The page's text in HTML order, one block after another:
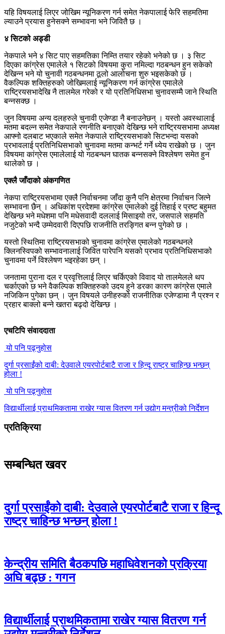
यहि विषयलाई लिएर जोखिम न्यूनिकरण गर्न समेत नेकपालाई फेरि सहमतिमा
ल्याउने प्रयास हुनेसक्ने सम्भावना भने जिवितै छ ।
४ सिटको अड्डी
नेकपाले भने ४ सिट पाए सहमतिका निम्ति तयार रहेको भनेको छ । ३ सिट
दिएका कांग्रेस एमालेले १ सिटको विषयमा कुरा नमिल्दा गठबन्धन हुन सकेको
देखिन्न भने यो चुनावी गठबन्धनमा ठूलो आलोचना शुरु भइसकेको छ ।
वैकल्पिक शक्तिहरुको जोखिमलाई न्यूनिकरण गर्न कांग्रेस एमालेले
राष्ट्रियसभादेखि नै तालमेल गरेको र यो प्रतिनिधिसभा चुनावसम्मै जाने स्थिति
बन्नसक्छ ।
जुन विषयमा अन्य दलहरुले चुनावी एजेण्डा नै बनाउनेछन् । यस्तो अवस्थालाई
मतमा बदल्न समेत नेकपाले रणनीति बनाएको देखिन्छ भने राष्ट्रियसभामा अध्यक्ष
आफ्नो दलबाट भएकाले समेत नेकपाले राष्ट्रियसभाको सिटभन्दा यसको
प्रभावलाई प्रतिनिधिसभाको चुनावमा मतमा कन्भर्ट गर्ने ध्येय राखेको छ । जुन
विषयमा कांग्रेस एमालेलाई यो गठबन्धन घातक बन्नसक्ने विश्लेषण समेत हुन
थालेको छ ।
एक्लै जाँदाको अंकगणित
नेकपा राष्ट्रियसभामा एक्लै निर्वाचनमा जाँदा कुनै पनि क्षेत्रमा निर्वाचन जित्ने
सम्भावना छैन् । अधिकांश प्रदेशमा कांग्रेस एमालेको दुई तिहाई र प्रष्ट बहुमत
देखिन्छ भने मधेशमा पनि मधेसवादी दललाई मिसाइयो तर, जसपाले सहमति
नजुटेको भन्दै उम्मेदवारी दिएपछि राजनीति तरङ्गित बन्न पुगेको छ ।
यस्तो स्थितिमा राष्ट्रियसभाको चुनावमा कांग्रेस एमालेको गठबन्धनले
क्लिनस्विपको सम्भावनालाई जिवित पारेपनि यसको प्रभाव प्रतिनिधिसभाको
चुनावमा पर्ने विश्लेषण भइरहेका छन् ।
जनतामा पुराना दल र प्रवृत्तिलाई लिएर चर्किएको विवाद यो तालमेलले थप
चर्काएको छ भने वैकल्पिक शक्तिहरुको उदय हुने डरका कारण कांग्रेस एमाले
नजिकिन पुगेका छन् । जुन विषयले उनीहरुको राजनीतिक एजेण्डामा नै प्रश्न र
प्रहार बाक्लो बन्ने खतरा बढ्दो देखिन्छ ।
एचटिपि संवाददाता
यो पनि पढ्नुहोस
दुर्गा प्रसाईंको दाबी: देउवाले एयरपोर्टबाटै राजा र हिन्दू राष्ट्र चाहिन्छ भन्छन्
होला !
यो पनि पढ्नुहोस
विद्यार्थीलाई प्राथमिकतामा राखेर ग्यास वितरण गर्न उद्योग मन्त्रीको निर्देशन
प्रतिक्रिया
सम्बन्धित खवर
दुर्गा प्रसाईंको दाबी: देउवाले एयरपोर्टबाटै राजा र हिन्दू
राष्ट्र चाहिन्छ भन्छन् होला !
केन्द्रीय समिति बैठकपछि महाधिवेशनको प्रक्रिया
अघि बढ्छ : गगन
विद्यार्थीलाई प्राथमिकतामा राखेर ग्यास वितरण गर्न